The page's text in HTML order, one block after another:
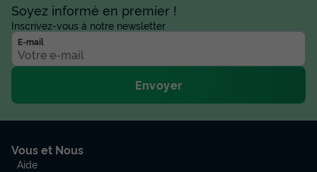
Soyez informé en premier !
Inscrivez-vous à notre newsletter
E-mail
Envoyer
Vous et Nous
Aide